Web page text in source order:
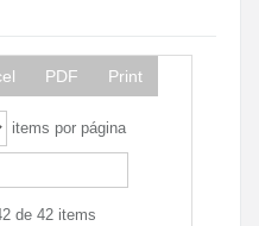
PDF Print
items por página
de 42 items